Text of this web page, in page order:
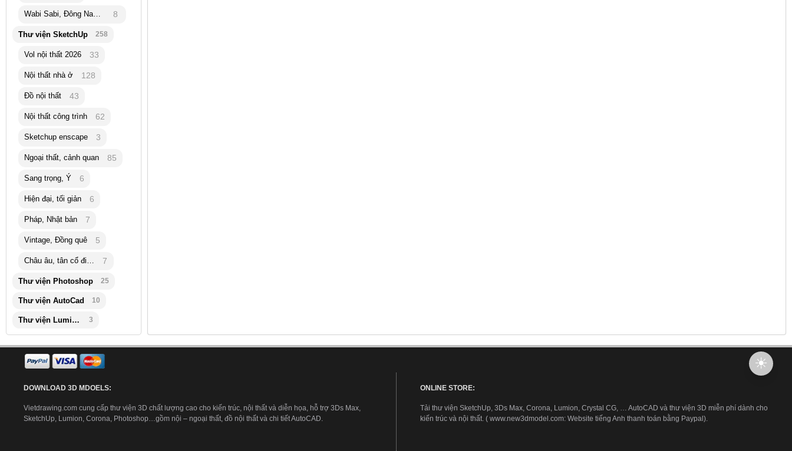
Wabi Sabi, Đông Nam Á 8
Thư viện SketchUp 258
Vol nội thất 2026 33
Nội thất nhà ở 128
Đồ nội thất 43
Nội thất công trình 62
Sketchup enscape 3
Ngoại thất, cảnh quan 85
Sang trọng, Ý 6
Hiện đại, tối giản 6
Pháp, Nhật bản 7
Vintage, Đồng quê 5
Châu âu, tân cổ điển 7
Thư viện Photoshop 25
Thư viện AutoCad 10
Thư viện Lumion 3
DOWNLOAD 3D MDOELS:
Vietdrawing.com cung cấp thư viện 3D chất lượng cao cho kiến trúc, nội thất và diễn họa, hỗ trợ 3Ds Max,
SketchUp, Lumion, Corona, Photoshop…gồm nội – ngoại thất, đồ nội thất và chi tiết AutoCAD.
ONLINE STORE:
Tải thư viện SketchUp, 3Ds Max, Corona, Lumion, Crystal CG, … AutoCAD và thư viện 3D miễn phí dành cho
kiến trúc và nội thất. ( www.new3dmodel.com: Website tiếng Anh thanh toán bằng Paypal).